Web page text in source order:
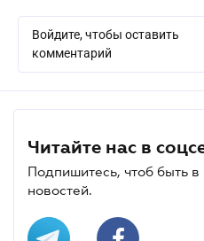
Войдите, чтобы оставить
комментарий
Читайте нас в
Подпишитесь, чтоб быть в
новостей.